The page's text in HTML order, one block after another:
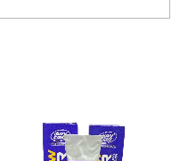
TONOS
FANTASIA
cantidad